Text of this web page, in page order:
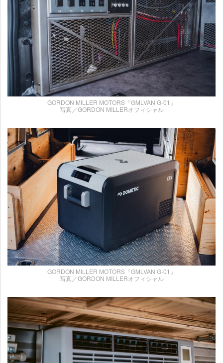
GORDON MILLER MOTORS『GMLVAN G-01』
写真／GORDON MILLERオフィシャル
GORDON MILLER MOTORS『GMLVAN G-01』
写真／GORDON MILLERオフィシャル